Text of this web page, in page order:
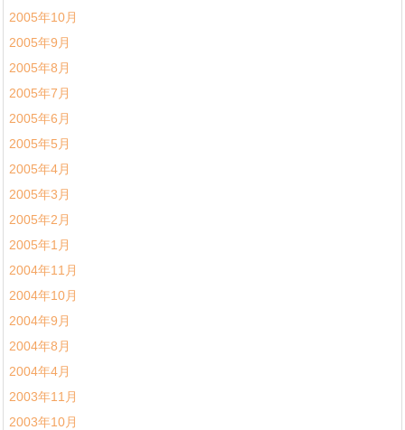
2005年10月
2005年9月
2005年8月
2005年7月
2005年6月
2005年5月
2005年4月
2005年3月
2005年2月
2005年1月
2004年11月
2004年10月
2004年9月
2004年8月
2004年4月
2003年11月
2003年10月